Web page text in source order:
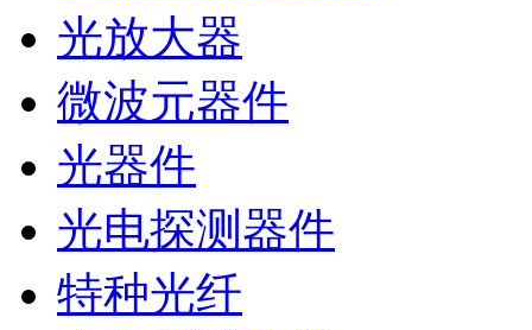
光放大器
微波元器件
光器件
光电探测器件
特种光纤